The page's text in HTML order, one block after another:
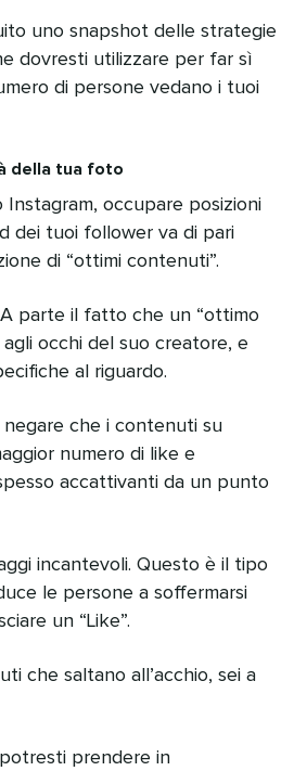
uno snapshot delle strategie
dovresti utilizzare per far sì
di persone vedano i tuoi
della tua foto
Instagram, occupare posizioni
dei tuoi follower va di pari
di “ottimi contenuti”.
parte il fatto che un “ottimo
occhi del suo creatore, e
al riguardo.
che i contenuti su
numero di like e
accattivanti da un punto
incantevoli. Questo è il tipo
le persone a soffermarsi
un “Like”.
che saltano all’acchio, sei a
prendere in